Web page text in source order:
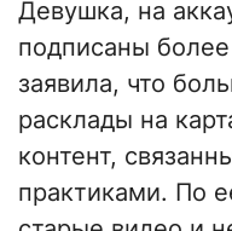
Девушка, на
подписаны
заявила, что
расклады на
контент,
практиками. По